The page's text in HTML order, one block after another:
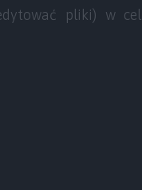
pliki) w